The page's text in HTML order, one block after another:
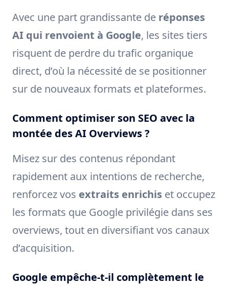
Avec une part grandissante de réponses
AI qui renvoient à Google, les sites tiers
risquent de perdre du trafic organique
direct, d’où la nécessité de se positionner
sur de nouveaux formats et plateformes.
Comment optimiser son SEO avec la
montée des AI Overviews ?
Misez sur des contenus répondant
rapidement aux intentions de recherche,
renforcez vos extraits enrichis et occupez
les formats que Google privilégie dans ses
overviews, tout en diversifiant vos canaux
d’acquisition.
Google empêche-t-il complètement le